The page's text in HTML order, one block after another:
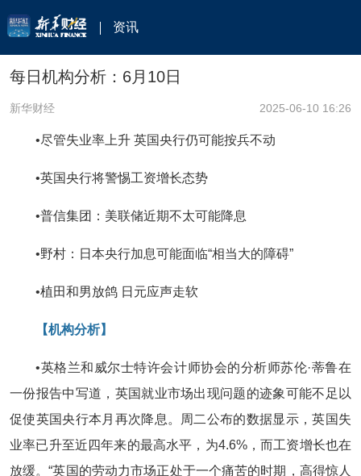
资讯
每日机构分析：6月10日
新华财经 2025-06-10 16:26
•尽管失业率上升 英国央行仍可能按兵不动
•英国央行将警惕工资增长态势
•普信集团：美联储近期不太可能降息
•野村：日本央行加息可能面临“相当大的障碍”
•植田和男放鸽 日元应声走软
【机构分析】
•英格兰和威尔士特许会计师协会的分析师苏伦·蒂鲁在
一份报告中写道，英国就业市场出现问题的迹象可能不足以
促使英国央行本月再次降息。周二公布的数据显示，英国失
业率已升至近四年来的最高水平，为4.6%，而工资增长也在
放缓。“英国的劳动力市场正处于一个痛苦的时期，高得惊人